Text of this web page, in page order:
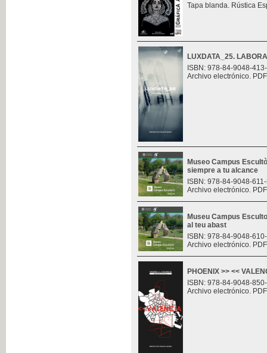
Tapa blanda. Rústica
LUXDATA_25.
ISBN: 978-84-9048-
Archivo electrónico.
Museo Campus
siempre a tu alcance
ISBN: 978-84-9048-
Archivo electrónico.
Museu Campus
al teu abast
ISBN: 978-84-9048-
Archivo electrónico.
PHOENIX >> <<
ISBN: 978-84-9048-
Archivo electrónico.